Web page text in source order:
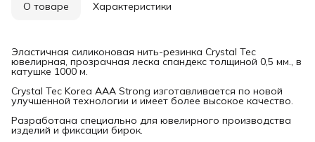
О товаре Характеристики
Эластичная силиконовая нить-резинка Crystal Tec
ювелирная, прозрачная леска спандекс толщиной 0,5 мм., в
катушке 1000 м.
Crystal Tec Korea AAA Strong изготавливается по новой
улучшенной технологии и имеет более высокое качество.
Разработана специально для ювелирного производства
изделий и фиксации бирок.